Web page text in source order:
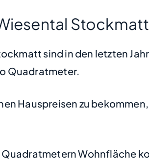
Stockmatt
sind in den letzten
Quadratmeter.
Hauspreisen zu
Wohnfläche